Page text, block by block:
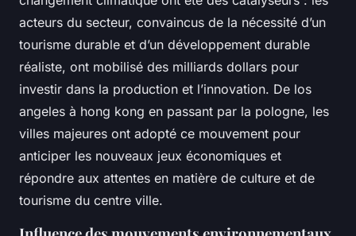
acteurs du secteur, convaincus de la nécessité d’un
tourisme durable et d’un développement durable
réaliste, ont mobilisé des milliards dollars pour
investir dans la production et l’innovation. De los
angeles à hong kong en passant par la pologne, les
villes majeures ont adopté ce mouvement pour
anticiper les nouveaux jeux économiques et
répondre aux attentes en matière de culture et de
tourisme du centre ville.